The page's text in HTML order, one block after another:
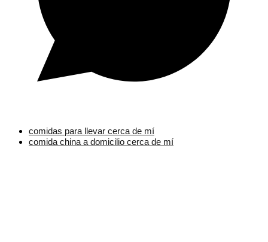
comidas para llevar cerca de mí
comida china a domicilio cerca de mí